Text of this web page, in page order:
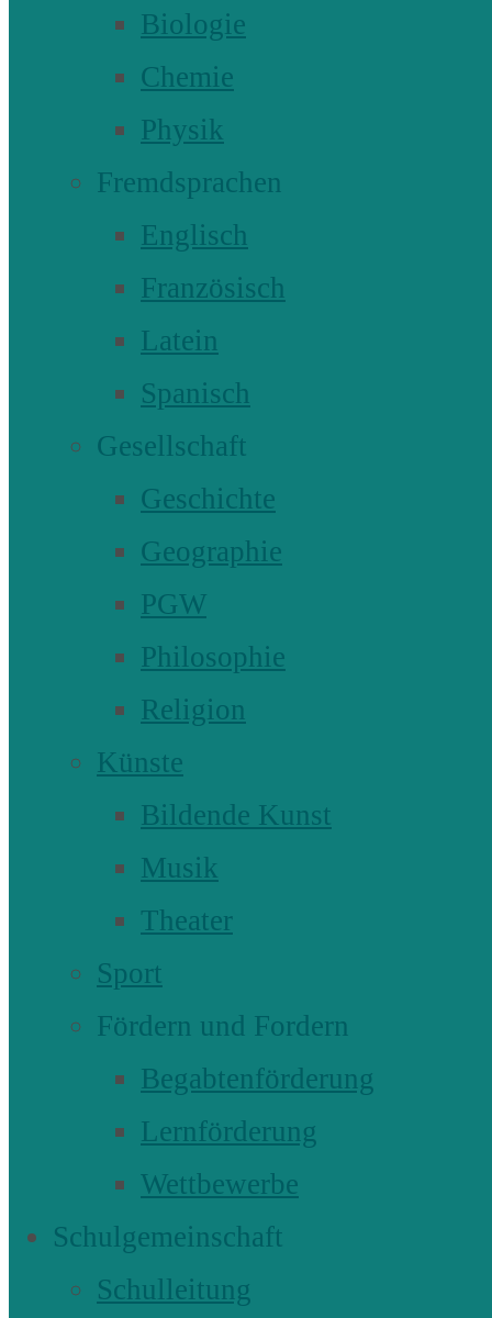
Biologie
Chemie
Physik
Fremdsprachen
Englisch
Französisch
Latein
Spanisch
Gesellschaft
Geschichte
Geographie
PGW
Philosophie
Religion
Künste
Bildende Kunst
Musik
Theater
Sport
Fördern und Fordern
Begabtenförderung
Lernförderung
Wettbewerbe
Schulgemeinschaft
Schulleitung